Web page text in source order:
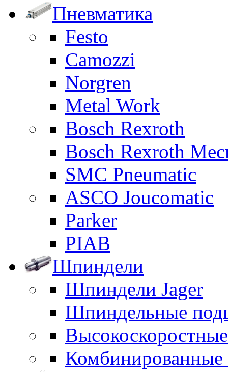
Пневматика
Festo
Camozzi
Norgren
Metal Work
Bosch Rexroth
Bosch Rexroth
SMC Pneumatic
ASCO Joucomatic
Parker
PIAB
Шпиндели
Шпиндели Jager
Шпиндельные